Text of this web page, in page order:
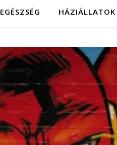
EGÉSZSÉG HÁZIÁLLATOK